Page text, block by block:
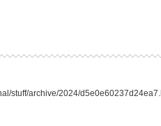
stuff/archive/2024/